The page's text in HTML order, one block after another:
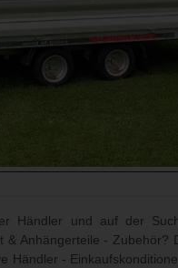
Händler und auf der
& Anhängerteile -
Händler -